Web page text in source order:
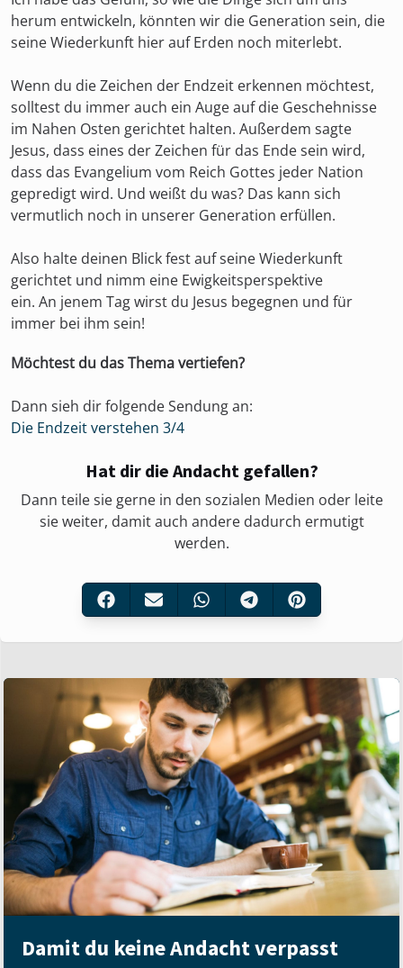
herum entwickeln, könnten wir die Generation sein, die
seine Wiederkunft hier auf Erden noch miterlebt.
Wenn du die Zeichen der Endzeit erkennen möchtest,
solltest du immer auch ein Auge auf die Geschehnisse
im Nahen Osten gerichtet halten. Außerdem sagte
Jesus, dass eines der Zeichen für das Ende sein wird,
dass das Evangelium vom Reich Gottes jeder Nation
gepredigt wird. Und weißt du was? Das kann sich
vermutlich noch in unserer Generation erfüllen.
Also halte deinen Blick fest auf seine Wiederkunft
gerichtet und nimm eine Ewigkeitsperspektive
ein. An jenem Tag wirst du Jesus begegnen und für
immer bei ihm sein!
Möchtest du das Thema vertiefen?
Dann sieh dir folgende Sendung an:
Die Endzeit verstehen 3/4
Hat dir die Andacht gefallen?
Dann teile sie gerne in den sozialen Medien oder leite
sie weiter, damit auch andere dadurch ermutigt
werden.
Damit du keine Andacht verpasst